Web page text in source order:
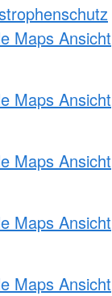
Maps Ansicht
Maps Ansicht
Maps Ansicht
Maps Ansicht
Maps Ansicht